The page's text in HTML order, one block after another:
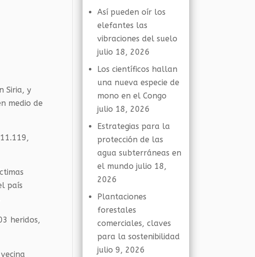
Siria, y
medio de
país
heridos,
Así pueden oír los
elefantes las
vibraciones del suelo
julio 18, 2026
Los científicos hallan
una nueva especie de
mono en el Congo
julio 18, 2026
Estrategias para la
protección de las
agua subterráneas en
el mundo julio 18,
2026
Plantaciones
forestales
comerciales, claves
para la sostenibilidad
julio 9, 2026